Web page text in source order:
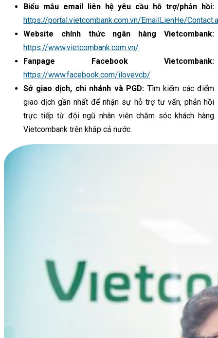
Biểu mẫu email liên hệ yêu cầu hỗ trợ/phản hồi:
https://portal.vietcombank.com.vn/EmailLienHe/
Website chính thức ngân hàng Vietcombank:
https://www.vietcombank.com.vn/
Fanpage Facebook Vietcombank:
https://www.facebook.com/ilovevcb/
Sở giao dịch, chi nhánh và PGD: Tìm kiếm các điểm
giao dịch gần nhất để nhận sự hỗ trợ tư vấn, phản hồi
trực tiếp từ đội ngũ nhân viên chăm sóc khách hàng
Vietcombank trên khắp cả nước.